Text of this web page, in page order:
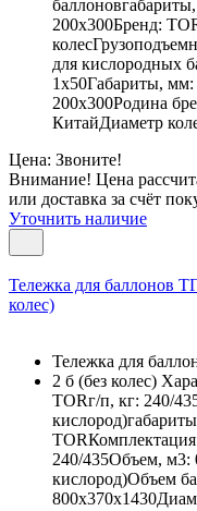
200х300Бренд:
для кислородных
1х50Габариты,
200х300Родина
КитайДиаметр
Цена: Звоните!
Внимание! Цена
или доставка за счёт
Уточнить наличие
Тележка для баллонов
колес)
Тележка для
2 б (без колес)
TORг/п, кг: 240/
240/435Объем, м3:
кислород)Объем